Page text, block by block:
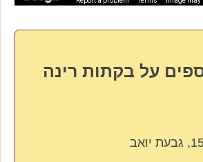
על בקתות רינה